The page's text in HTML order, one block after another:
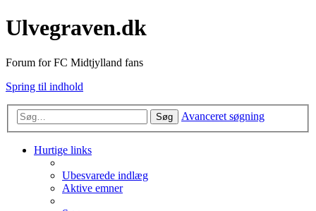
Ulvegraven.dk
Forum for FC Midtjylland fans
Spring til indhold
Søg Avanceret søgning
Hurtige links
Ubesvarede indlæg
Aktive emner